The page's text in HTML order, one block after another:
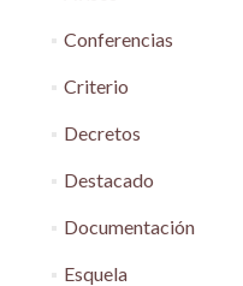
Conferencias
Criterio
Decretos
Destacado
Documentación
Esquela